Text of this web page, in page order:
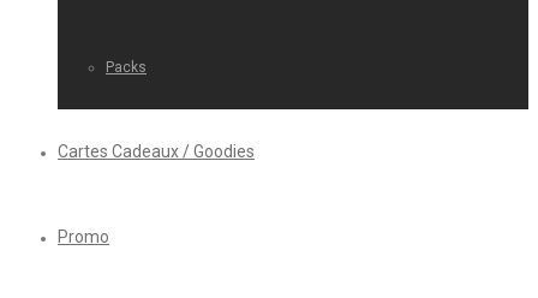
Packs
Cartes Cadeaux / Goodies
Promo